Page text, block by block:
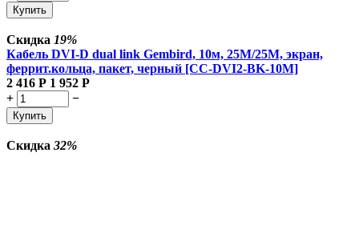
Купить
Скидка 19%
Кабель DVI-D dual link Gembird, 10м, 25M/25M, экран,
феррит.кольца, пакет, черный [CC-DVI2-BK-10M]
2 416 Р 1 952 Р
+
−
Купить
Скидка 32%